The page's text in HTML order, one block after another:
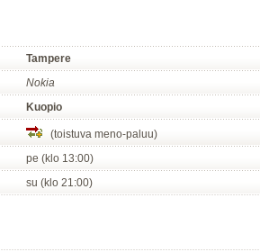
Tampere
Nokia
Kuopio
(toistuva meno-paluu)
pe (klo 13:00)
su (klo 21:00)